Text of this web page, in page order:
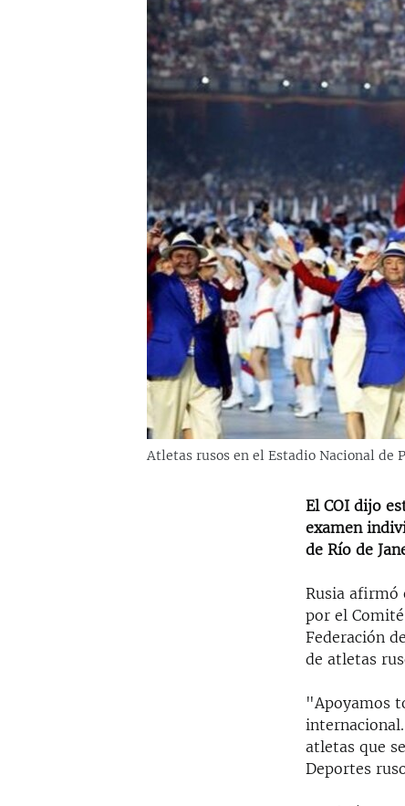
LA REALIDAD DE LA VIVIENDA EN
LOS SANTOS DE HIALEAH
DESINFORMACIÓN RUSA EN
LA INVASIÓN DE RUSIA A UCRANIA
Atletas rusos en el Estadio Nacional de
El COI dijo
examen
de Río de
Rusia afirmó
por el
Federación
de atletas
"Apoyamos
atletas que
Deportes